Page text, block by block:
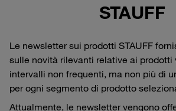
STAUFF
Le newsletter sui prodotti STAUFF
sulle novità rilevanti relative ai prodotti
intervalli non frequenti, ma non più di
per ogni segmento di prodotto
Attualmente, le newsletter vengono